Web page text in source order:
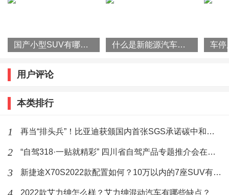
发火灾。
3.造成行驶不畅顺
油箱如果加的太满，通气孔就有堵塞的风险，使油箱内
产生负压。造成汽车供油不顺，车子就会一窜一窜的。
大家伙儿可以脑补一下，下面的图片。呲......呲...呲...
国产小型SUV有哪些？2022款瑞虎3x怎么样？ 什么是新能源汽车？国家为什么要大力发展新能源汽车？
用户评论
本类排行
1 再当“排头兵”！比亚迪获颁国内首张SGS承诺碳中和符合声明证书
2 “自驾318·一贴就精彩” 四川省自驾产品专题推介会在杭州举行
3 新捷途X70S2022款配置如何？10万以内的7座SUV有哪些？
2022款艾力绅怎么样？艾力绅混动汽车有哪些缺点？